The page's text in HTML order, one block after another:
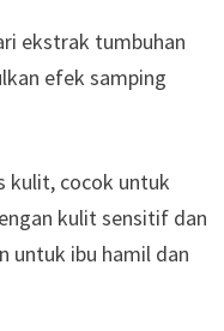
ekstrak tumbuhan
efek samping
kulit, cocok untuk
kulit sensitif dan
untuk ibu hamil dan